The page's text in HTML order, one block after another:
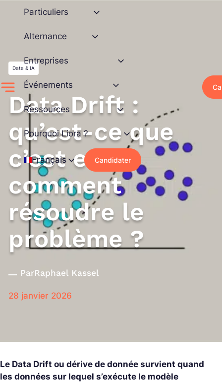
contenu
Particuliers
Alternance
Entreprises
Événements
Ressources
Pourquoi Liora ?
Français Candidater
Data & IA
Data Drift :
qu’est-ce que
c’est et
comment
résoudre le
problème ?
ParRaphael Kassel
28 janvier 2026
Le Data Drift ou dérive de donnée survient quand
les données sur lequel s’exécute le modèle